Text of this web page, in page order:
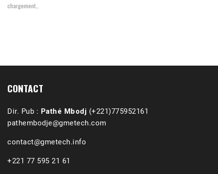
chargement…
CONTACT
Dir. Pub : Pathé Mbodj (+221)775952161
pathembodje@gmetech.com
contact@gmetech.info
+221 77 595 21 61